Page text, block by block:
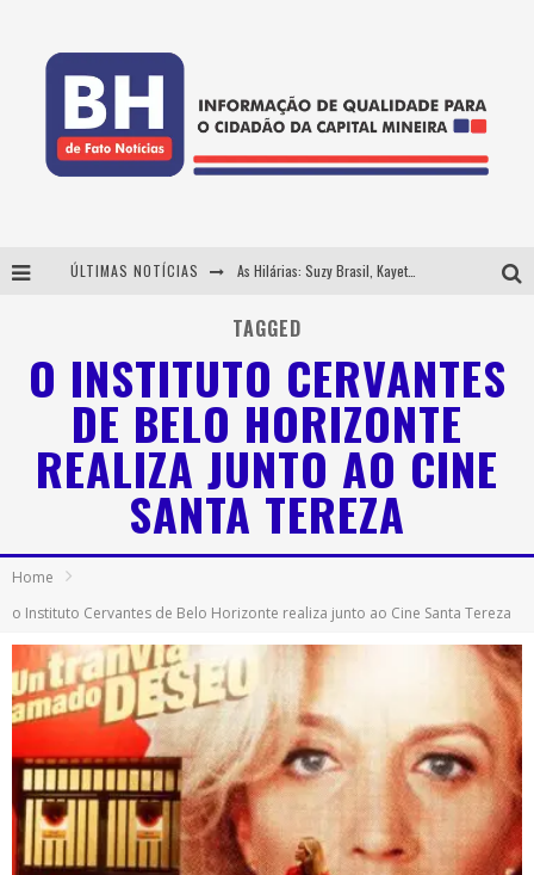
ÚLTIMAS NOTÍCIAS As Hilárias: Suzy Brasil, Kayete e Karoline Absinto retornam a Belo Horizonte para apresentação única no Teatro Sesiminas
Usecorp consolida a 'economia do uso' no B2B brasileiro, vira S.A. e impulsiona expansão com novo fundo estruturado
Hot Wheels Monster Trucks Live™ confirma Belo Horizonte na turnê América do Sul 2027
TAGGED
O INSTITUTO CERVANTES
DE BELO HORIZONTE
REALIZA JUNTO AO CINE
SANTA TEREZA
Home
o Instituto Cervantes de Belo Horizonte realiza junto ao Cine Santa Tereza